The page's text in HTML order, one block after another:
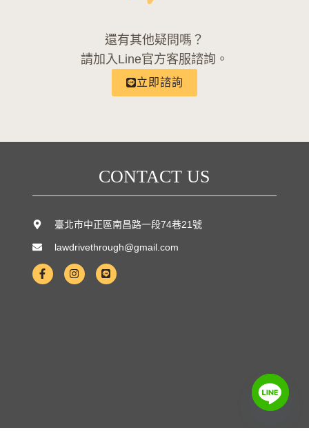
還有其他疑問嗎？
請加入Line官方客服諮詢。
立即諮詢
CONTACT US
臺北市中正區南昌路一段74巷21號
lawdrivethrough@gmail.com